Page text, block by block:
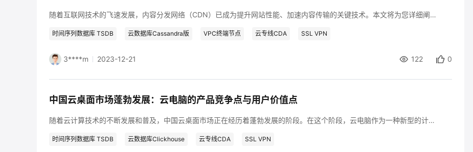
随着互联网技术的飞速发展，内容分发网络（CDN）已成为提升网站性能、加速内容传输的关键技术。本文将为您详细阐述CDN的搭建过程，从基本概念到实际操作，助您从零开始，逐步成为CDN搭建的高手。
时间序列数据库 TSDB 云数据库Cassandra版 VPC终端节点 云专线CDA SSL VPN
3****m 2023-12-21 122 0
中国云桌面市场蓬勃发展：云电脑的产品竞争点与用户价值点
随着云计算技术的不断发展和普及，中国云桌面市场正在经历着蓬勃发展的阶段。在这个阶段，云电脑作为一种新型的计算方式，逐渐成为市场关注的焦点。本文将围绕“在中国云桌面市场蓬勃发展的阶段，云电脑的产品竞争点在哪，对应的用户价值点又是什么”这一主题，进行深入探讨。
时间序列数据库 TSDB 云数据库Clickhouse 云专线CDA SSL VPN